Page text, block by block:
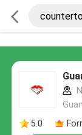
5.0